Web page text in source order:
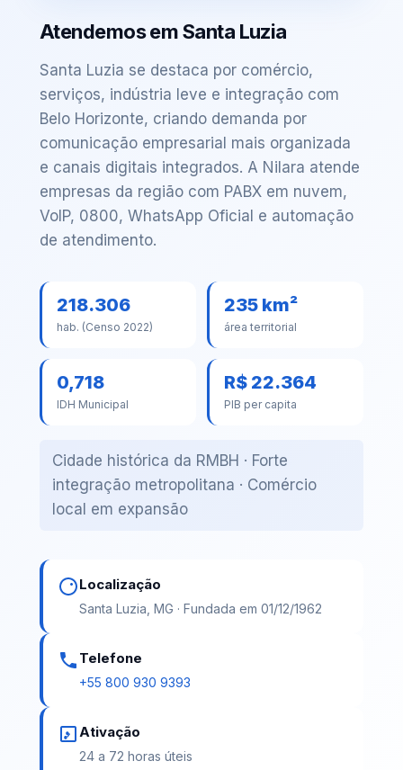
Atendemos em Santa Luzia
Santa Luzia se destaca por comércio,
serviços, indústria leve e integração com
Belo Horizonte, criando demanda por
comunicação empresarial mais organizada
e canais digitais integrados. A Nilara atende
empresas da região com PABX em nuvem,
VoIP, 0800, WhatsApp Oficial e automação
de atendimento.
218.306
hab. (Censo 2022)
235 km²
área territorial
0,718
IDH Municipal
R$ 22.364
PIB per capita
Cidade histórica da RMBH · Forte
integração metropolitana · Comércio
local em expansão
Localização
Santa Luzia, MG · Fundada em 01/12/1962
Telefone
+55 800 930 9393
Ativação
24 a 72 horas úteis